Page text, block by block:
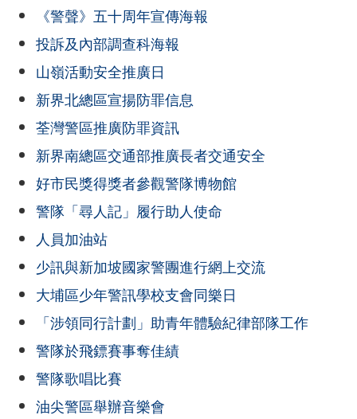
《警聲》五十周年宣傳海報
投訴及內部調查科海報
山嶺活動安全推廣日
新界北總區宣揚防罪信息
荃灣警區推廣防罪資訊
新界南總區交通部推廣長者交通安全
好市民獎得獎者參觀警隊博物館
警隊「尋人記」履行助人使命
人員加油站
少訊與新加坡國家警團進行網上交流
大埔區少年警訊學校支會同樂日
「涉領同行計劃」助青年體驗紀律部隊工作
警隊於飛鏢賽事奪佳績
警隊歌唱比賽
油尖警區舉辦音樂會